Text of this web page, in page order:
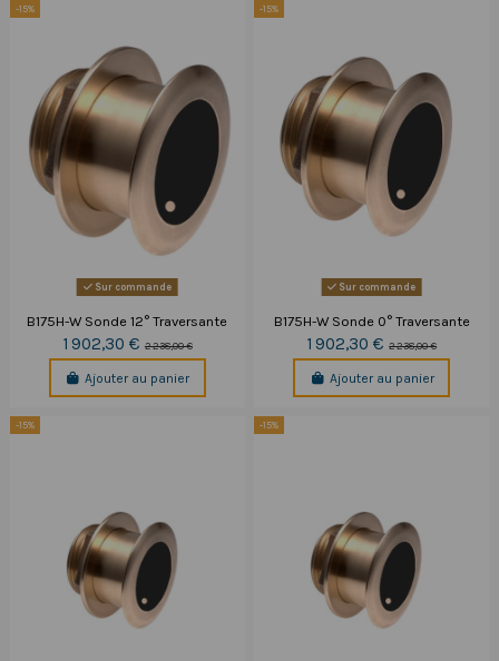
-15%
Sur commande
B175H-W Sonde 12° Traversante
1 902,30 € 2 238,00 €
Ajouter au panier
-15%
Sur commande
B175H-W Sonde 0° Traversante
1 902,30 €2 238,00 €
Ajouter au panier
-15% -15%